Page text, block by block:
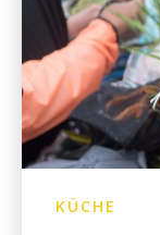
KÜCHE